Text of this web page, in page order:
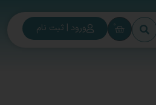
0 ورود | ثبت نام